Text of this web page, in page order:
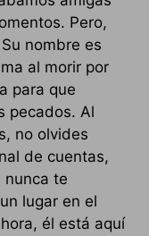
Pero,
nombre es
al morir por
para que
pecados. Al
no olvides
de cuentas,
nunca te
lugar en el
él está aquí